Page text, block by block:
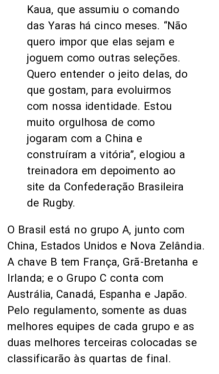
Kaua, que assumiu o comando
das Yaras há cinco meses. “Não
quero impor que elas sejam e
joguem como outras seleções.
Quero entender o jeito delas, do
que gostam, para evoluirmos
com nossa identidade. Estou
muito orgulhosa de como
jogaram com a China e
construíram a vitória”, elogiou a
treinadora em depoimento ao
site da Confederação Brasileira
de Rugby.
O Brasil está no grupo A, junto com
China, Estados Unidos e Nova Zelândia.
A chave B tem França, Grã-Bretanha e
Irlanda; e o Grupo C conta com
Austrália, Canadá, Espanha e Japão.
Pelo regulamento, somente as duas
melhores equipes de cada grupo e as
duas melhores terceiras colocadas se
classificarão às quartas de final.